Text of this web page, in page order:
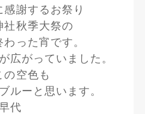
謝するお祭り
社秋季大祭の
った宵です。
広がっていました。
の空色も
ルーと思います。
代